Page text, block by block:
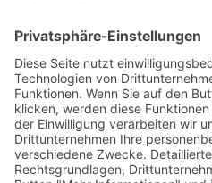
erwerben!
6. Juli 2026 - 7:57
MaxiGenius 2.0: Der KI-
4. Juni 2026 - 9:11